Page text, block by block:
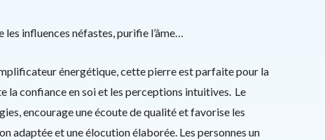
influences néfastes, purifie l’âme…
énergétique, cette pierre est parfaite pour la
la confiance en soi et les perceptions intuitives. Le
encourage une écoute de qualité et favorise les
adaptée et une élocution élaborée. Les personnes un